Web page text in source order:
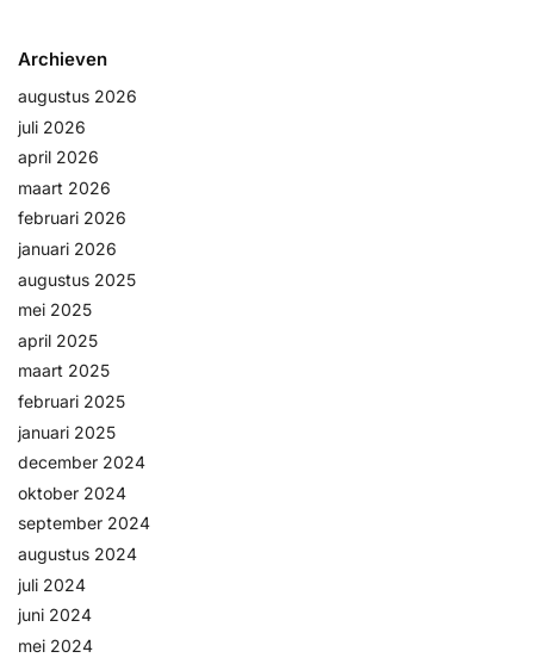
Merken
Outlet
Help &
service
Archieven
augustus 2026
juli 2026
april 2026
maart 2026
februari 2026
januari 2026
augustus 2025
mei 2025
april 2025
maart 2025
februari 2025
januari 2025
december 2024
oktober 2024
september 2024
augustus 2024
juli 2024
juni 2024
mei 2024